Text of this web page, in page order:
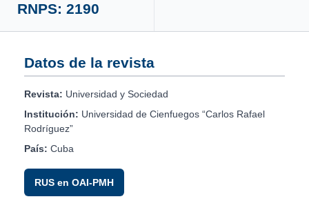
RNPS: 2190
Datos de la revista
Revista: Universidad y Sociedad
Institución: Universidad de Cienfuegos “Carlos Rafael
Rodríguez”
País: Cuba
RUS en OAI-PMH